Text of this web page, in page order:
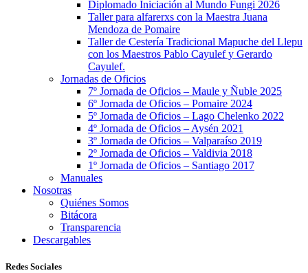
Diplomado Iniciación al Mundo Fungi 2026
Taller para alfarerxs con la Maestra Juana
Mendoza de Pomaire
Taller de Cestería Tradicional Mapuche del Llepu
con los Maestros Pablo Cayulef y Gerardo
Cayulef.
Jornadas de Oficios
7º Jornada de Oficios – Maule y Ñuble 2025
6º Jornada de Oficios – Pomaire 2024
5º Jornada de Oficios – Lago Chelenko 2022
4º Jornada de Oficios – Aysén 2021
3º Jornada de Oficios – Valparaíso 2019
2º Jornada de Oficios – Valdivia 2018
1º Jornada de Oficios – Santiago 2017
Manuales
Nosotras
Quiénes Somos
Bitácora
Transparencia
Descargables
Redes Sociales